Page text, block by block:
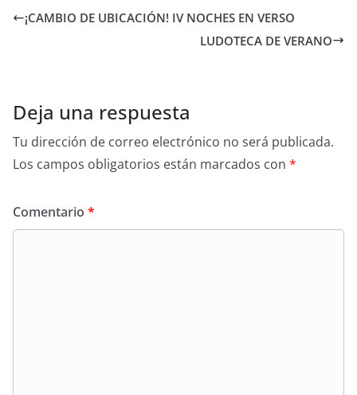
¡CAMBIO DE UBICACIÓN! IV NOCHES EN VERSO
LUDOTECA DE VERANO
Deja una respuesta
Tu dirección de correo electrónico no será publicada.
Los campos obligatorios están marcados con *
Comentario *